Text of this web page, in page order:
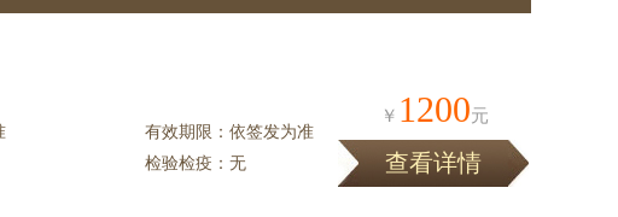
有效期限：依签发为准
检验检疫：无
￥ 1200元
查看详情